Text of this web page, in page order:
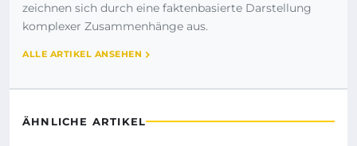
zeichnen sich durch eine faktenbasierte Darstellung
komplexer Zusammenhänge aus.
ALLE ARTIKEL ANSEHEN
ÄHNLICHE ARTIKEL